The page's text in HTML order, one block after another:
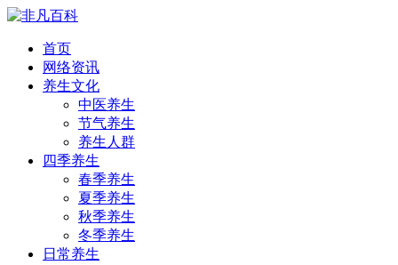
首页
网络资讯
养生文化
中医养生
节气养生
养生人群
四季养生
春季养生
夏季养生
秋季养生
冬季养生
日常养生